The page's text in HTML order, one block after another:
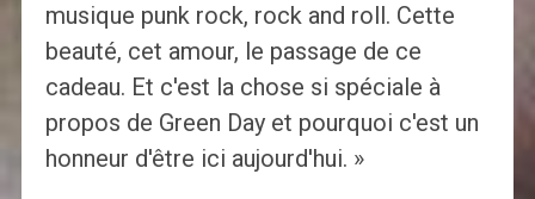
musique punk rock, rock and roll. Cette
beauté, cet amour, le passage de ce
cadeau. Et c'est la chose si spéciale à
propos de Green Day et pourquoi c'est un
honneur d'être ici aujourd'hui. »